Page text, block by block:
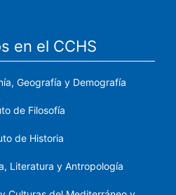
en el CCHS
Geografía y Demografía
de Filosofía
de Historia
Literatura y Antropología